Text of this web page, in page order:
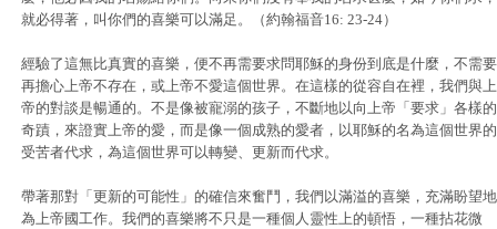
就必得著，叫你們的喜樂可以滿足。（約翰福音16: 23-24）
經驗了這無比真實的喜樂，便不再需要求問耶穌的身份到底是什麼，不需要
再擔心上帝不存在，或上帝不愛這個世界。在這樣的從容自在裡，我們與上
帝的對談是暢通的。不是像被寵溺的孩子，不斷地以向上帝「要求」各樣的
奇蹟，來證實上帝的愛，而是像一個成熟的愛者，以耶穌的名為這個世界的
受苦者代求，為這個世界可以轉變、更新而代求。
帶著那對「更新的可能性」的確信來奮鬥，我們以滿溢的喜樂，充滿盼望地
為上帝國工作。我們的喜樂將不只是一種個人靈性上的頓悟，一種拈花微